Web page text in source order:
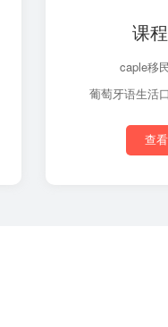
课
caple移
葡萄牙语生活
查